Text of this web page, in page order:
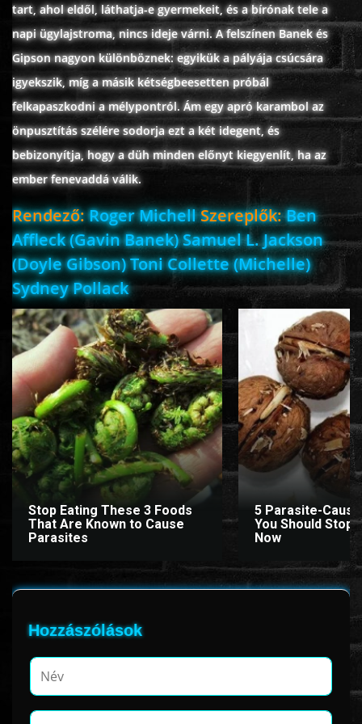
ÉLŐ ADÁSOK (LIVE)
SOROZAT
KARÁCSONYI FILMEK
PC-GAME
www.onlinefilmvilag2.eu,Copyright © 2017-2026 Az oldal nem tárol
semmilyen jogsértő tartalmat. Minden adat külső forrásból származik |
Frissítve: 2026.07.27|
tart, ahol eldől, láthatja-e gyermekeit, és a bírónak tele a
napi ügylajstroma, nincs ideje várni. A felszínen Banek és
Gipson nagyon különböznek: egyikük a pályája csúcsára
igyekszik, míg a másik kétségbeesetten próbál
felkapaszkodni a mélypontról. Ám egy apró karambol az
önpusztítás szélére sodorja ezt a két idegent, és
bebizonyítja, hogy a düh minden előnyt kiegyenlít, ha az
ember fenevaddá válik.
Rendező:Roger MichellSzereplők:Ben
Affleck (Gavin Banek) Samuel L. Jackson
(Doyle Gibson) Toni Collette (Michelle)
Sydney Pollack
Stop Eating These 3 Foods
That Are Known to Cause
Parasites
5 Parasite-
You Should Stop
Now
Hozzászólások